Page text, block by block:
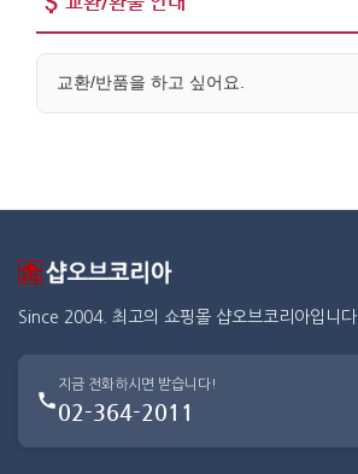
교환/반품을 하고 싶어요.
Since 2004. 최고의 쇼핑몰 샵오브코리아입니다.
지금 전화하시면 받습니다!
02-364-2011